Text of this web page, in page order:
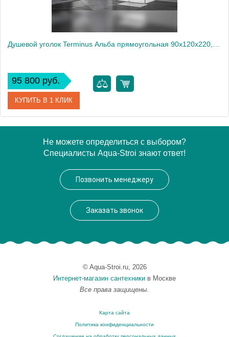
95 800 руб.
КУПИТЬ В 1 КЛИК
2ES90х120C
Производитель
Не можете определиться с выбором?
Специалисты Aqua-Stroi знают ответ!
Позвонить менеджеру
Заказать звонок
© Aqua-Stroi.ru, 2026
Интернет-магазин сантехники в Москве
Все права защищены.
Карта сайта
Политика конфиденциальности